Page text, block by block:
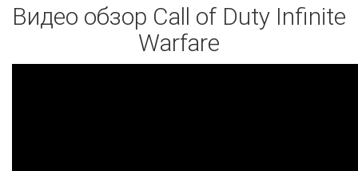
Видео обзор Call of Duty Infinite
Warfare